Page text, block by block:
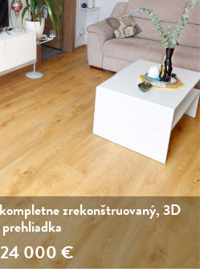
zrekonštruovaný, 3D
prehliadka
000€